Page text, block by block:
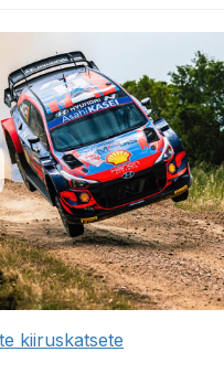
kiiruskatsete